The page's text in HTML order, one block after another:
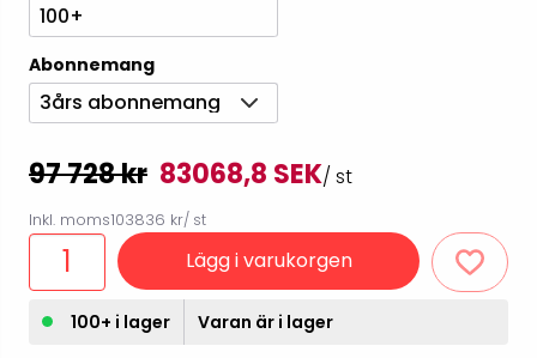
100+
Abonnemang
3års abonnemang
97 728 kr 83068,8 SEK/ st
Inkl. moms103836 kr/ st
Lägg i varukorgen
100+ i lager Varan är i lager